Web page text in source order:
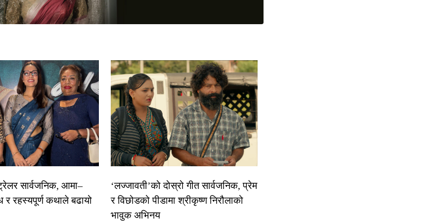
ट्रेलर सार्वजनिक, आमा–
र रहस्यपूर्ण कथाले बढायो
‘लज्जावती’को दोस्रो गीत सार्वजनिक, प्रेम
र विछोडको पीडामा श्रीकृष्ण निरौलाको
भावुक अभिनय